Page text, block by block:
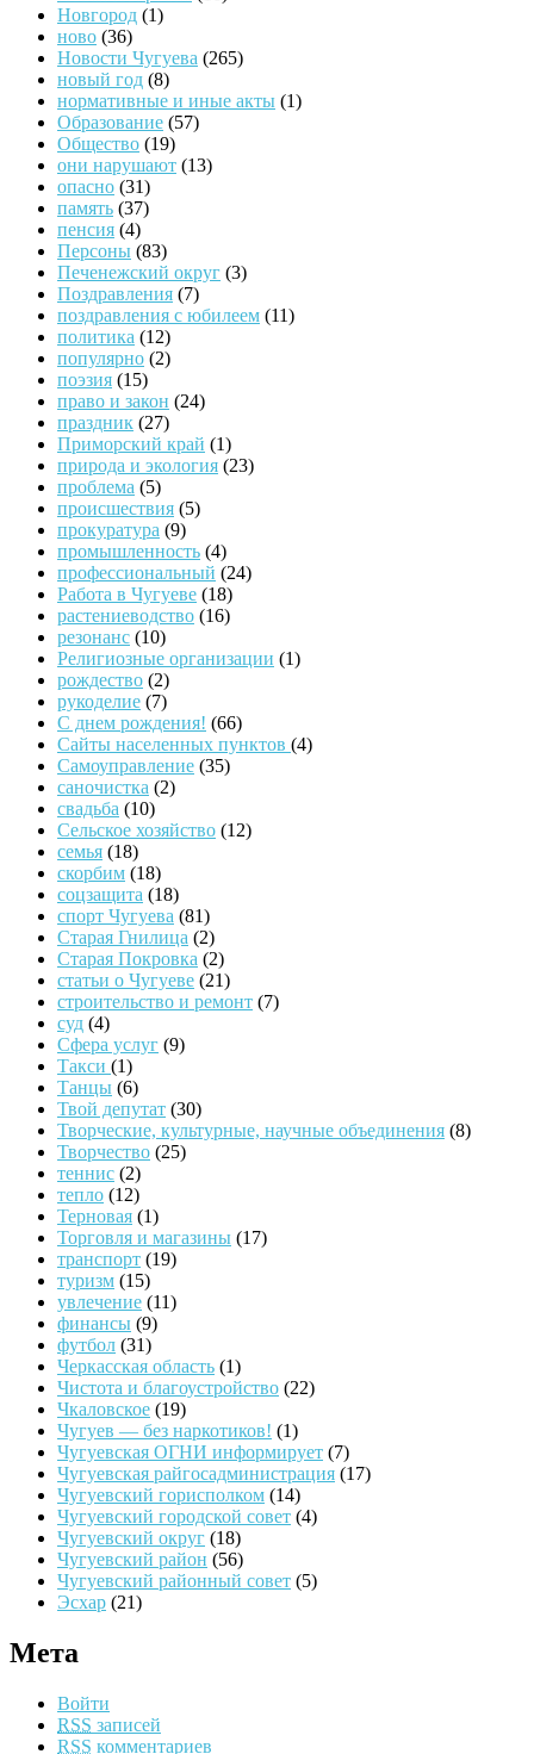
Новгород (1)
ново (36)
Новости Чугуева (265)
новый год (8)
нормативные и иные акты (1)
Образование (57)
Общество (19)
они нарушают (13)
опасно (31)
память (37)
пенсия (4)
Персоны (83)
Печенежский округ (3)
Поздравления (7)
поздравления с юбилеем (11)
политика (12)
популярно (2)
поэзия (15)
право и закон (24)
праздник (27)
Приморский край (1)
природа и экология (23)
проблема (5)
происшествия (5)
прокуратура (9)
промышленность (4)
профессиональный (24)
Работа в Чугуеве (18)
растениеводство (16)
резонанс (10)
Религиозные организации (1)
рождество (2)
рукоделие (7)
С днем рождения! (66)
Сайты населенных пунктов (4)
Самоуправление (35)
саночистка (2)
свадьба (10)
Сельское хозяйство (12)
семья (18)
скорбим (18)
соцзащита (18)
спорт Чугуева (81)
Старая Гнилица (2)
Старая Покровка (2)
статьи о Чугуеве (21)
строительство и ремонт (7)
суд (4)
Сфера услуг (9)
Такси (1)
Танцы (6)
Твой депутат (30)
Творческие, культурные, научные объединения (8)
Творчество (25)
теннис (2)
тепло (12)
Терновая (1)
Торговля и магазины (17)
транспорт (19)
туризм (15)
увлечение (11)
финансы (9)
футбол (31)
Черкасская область (1)
Чистота и благоустройство (22)
Чкаловское (19)
Чугуев — без наркотиков! (1)
Чугуевская ОГНИ информирует (7)
Чугуевская райгосадминистрация (17)
Чугуевский горисполком (14)
Чугуевский городской совет (4)
Чугуевский округ (18)
Чугуевский район (56)
Чугуевский районный совет (5)
Эсхар (21)
Мета
Войти
RSS записей
RSS комментариев